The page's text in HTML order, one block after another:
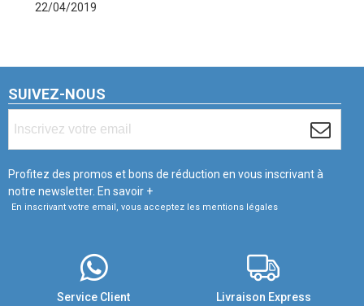
22/04/2019
SUIVEZ-NOUS
Profitez des promos et bons de réduction en vous inscrivant à
notre newsletter. En savoir +
En inscrivant votre email, vous acceptez les mentions légales
Service Client Livraison Express